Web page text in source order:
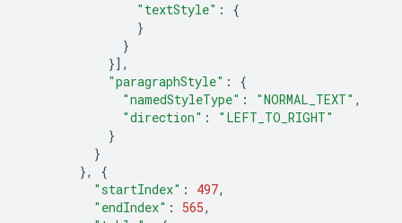
"textStyle" :
{
}
}
}],
"paragraphStyle" :
{
"namedStyleType" : "NORMAL_TEXT" ,
"direction" :
"LEFT_TO_RIGHT"
}
}
},
{
"startIndex" : 497,
"endIndex" : 565,